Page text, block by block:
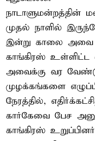
நாடாளுமன்றத்தின்
முதல் நாளில்
இன்று காலை அவை
காங்கிரஸ் உள்ளிட்ட
அவைக்கு வர
முழக்கங்களை
நேரத்தில்,
கார்கேவை பேச
காங்கிரஸ்